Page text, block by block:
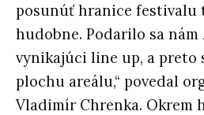
posunúť hranice festivalu
hudobne. Podarilo sa
vynikajúci line up, a preto
plochu areálu,“ povedal
Vladimír Chrenka. Okrem